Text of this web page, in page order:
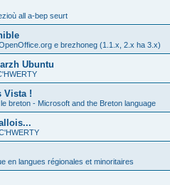
all a-bep seurt
e brezhoneg (1.1.x, 2.x ha 3.x)
Ubuntu
Vista !
breton - Microsoft and the Breton language
en langues régionales et minoritaires